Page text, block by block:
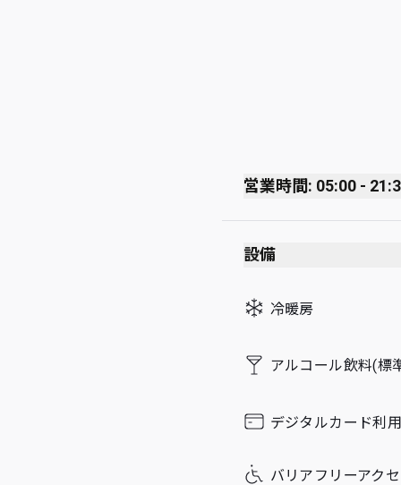
営業時間: 05:00 -
Monday
Tuesday
Thursday
Friday
Sunday
設備
冷暖房
アルコール飲料(標
デジタルカード利
バリアフリーアク